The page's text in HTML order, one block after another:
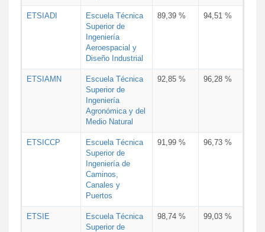
ETSIADI
Escuela Técnica
Superior de
Ingeniería
Aeroespacial y
Diseño Industrial
89,39 % 94,51 %
ETSIAMN
Escuela Técnica
Superior de
Ingeniería
Agronómica y del
Medio Natural
92,85 % 96,28 %
ETSICCP
Escuela Técnica
Superior de
Ingeniería de
Caminos,
Canales y
Puertos
91,99 % 96,73 %
ETSIE
Escuela Técnica
Superior de
98,74 % 99,03 %